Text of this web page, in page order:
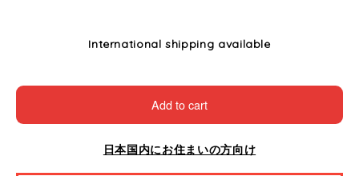
International shipping available
Add to cart
日本国内にお住まいの方向け